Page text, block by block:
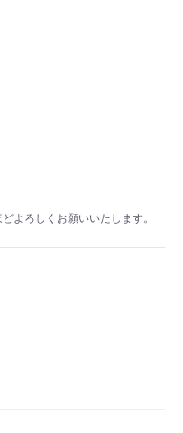
よろしくお願いいたします。